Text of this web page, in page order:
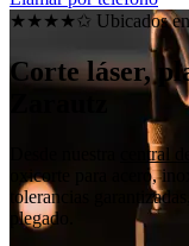
★★★★✩ Ubicados en
Corte láser,
central
oxicorte para acero,
tolerancias
plegado.